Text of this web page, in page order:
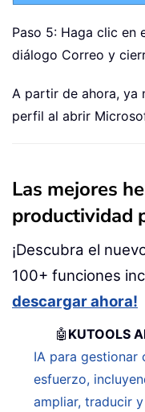
Paso 5: Haga clic en
diálogo Correo y
A partir de ahora, ya
perfil al abrir
Las mejores
productividad
¡Descubra el
100+ funciones
descargar ahora!
🤖 KUTOOLS
IA para gestionar
esfuerzo,
ampliar, traducir